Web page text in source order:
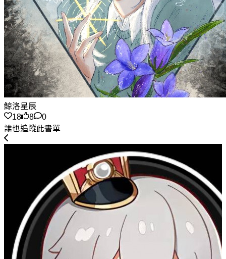
鯨洛星辰
18
8
0
誰也追蹤此書單